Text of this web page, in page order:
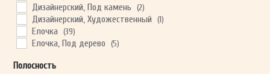
Дизайнерский, Под камень (2)
Дизайнерский, Художественный (1)
Елочка (39)
Елочка, Под дерево (5)
Палубная доска
Полосность